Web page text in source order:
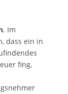
. Im
dass ein in
fing,